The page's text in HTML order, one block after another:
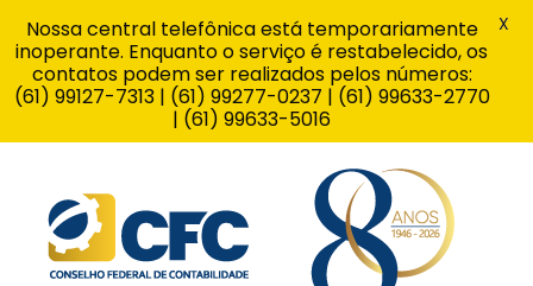
Nossa central telefônica está temporariamente
inoperante. Enquanto o serviço é restabelecido, os
contatos podem ser realizados pelos números:
(61) 99127-7313 | (61) 99277-0237 | (61) 99633-2770
| (61) 99633-5016
X